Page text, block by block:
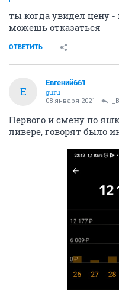
ты когда увидел цену
можешь отказаться
ОТВЕТИТЬ
Е
Евгений661
guru
08 января 2021
Первого и смену по
ливере, говорят было